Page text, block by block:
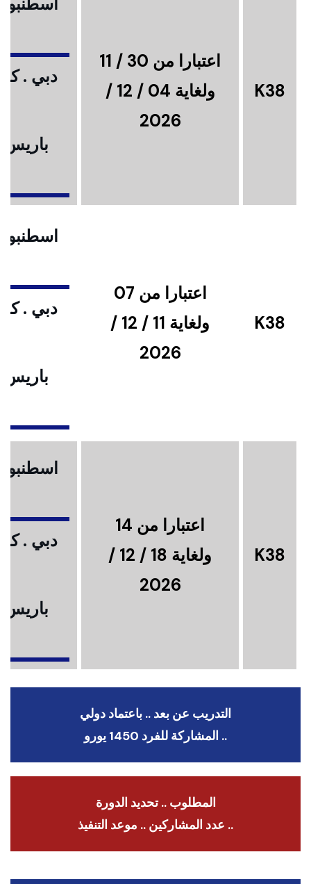
K38
اعتبارا من 30 / 11
ولغاية 04 / 12 /
2026
دبي .
باريس
K38
اعتبارا من 07
ولغاية 11 / 12 /
2026
دبي .
باريس
K38
اعتبارا من 14
ولغاية 18 / 12 /
2026
دبي .
باريس
التدريب عن بعد .. باعتماد دولي
.. المشاركة للفرد 1450 يورو
المطلوب .. تحديد الدورة
.. عدد المشاركين .. موعد التنفيذ